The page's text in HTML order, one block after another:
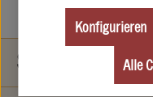
Service-Hotline
Konfigurieren
Alle